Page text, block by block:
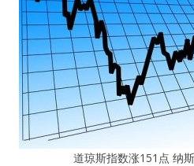
道琼斯指数涨151点 纳